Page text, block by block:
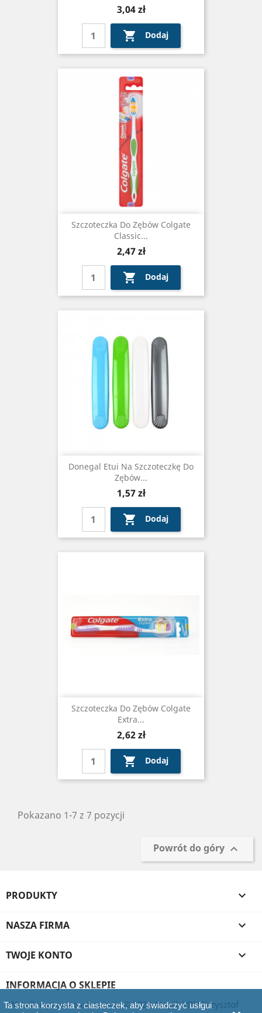
Cena
3,04 zł
 Dodaj
Szczoteczka Do Zębów Colgate
Classic...
Cena
2,47 zł
 Dodaj
Donegal Etui Na Szczoteczkę Do
Zębów...
Cena
1,57 zł
 Dodaj
Szczoteczka Do Zębów Colgate
Extra...
Cena
2,62 zł
 Dodaj
Pokazano 1-7 z 7 pozycji
Powrót do góry 
PRODUKTY 
NASZA FIRMA 
TWOJE KONTO 
Ta strona korzysta z ciasteczek, aby świadczyć usłgui
INFORMACJA O SKLEPIE
Wszelkie prawa zastrzeżone © 2026 Atopik PPH Krzysztof